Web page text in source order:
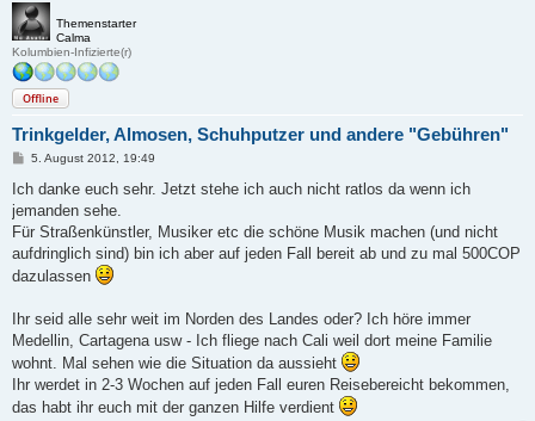
Themenstarter
Calma
Kolumbien-Infizierte(r)
Offline
Trinkgelder, Almosen, Schuhputzer und andere "Gebühren"
B
i
r
a
5. August 2012, 19:49
Ich danke euch sehr. Jetzt stehe ich auch nicht ratlos da wenn ich
jemanden sehe.
Für Straßenkünstler, Musiker etc die schöne Musik machen (und nicht
aufdringlich sind) bin ich aber auf jeden Fall bereit ab und zu mal 500COP
dazulassen
Ihr seid alle sehr weit im Norden des Landes oder? Ich höre immer
Medellin, Cartagena usw - Ich fliege nach Cali weil dort meine Familie
wohnt. Mal sehen wie die Situation da aussieht
Ihr werdet in 2-3 Wochen auf jeden Fall euren Reisebereicht bekommen,
das habt ihr euch mit der ganzen Hilfe verdient